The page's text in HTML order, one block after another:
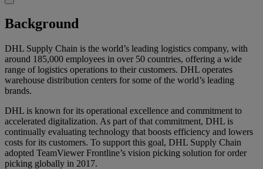
Background
DHL Supply Chain is the world’s leading logistics company, with
around 185,000 employees in over 50 countries, offering a wide
range of logistics operations to their customers. DHL operates
warehouse distribution centers for some of the world’s leading
brands.
DHL is known for its operational excellence and commitment to
accelerated digitalization. As part of that commitment, DHL is
continually evaluating technology that boosts efficiency and lowers
costs for its customers. To support this goal, DHL Supply Chain
adopted TeamViewer Frontline’s vision picking solution for order
picking globally in 2017.